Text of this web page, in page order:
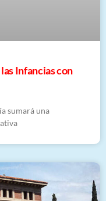
Infancias con
sumará una